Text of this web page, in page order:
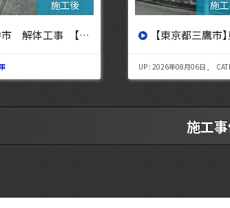
奈川の解体工事なら東央建設へ】 【東京都立川市】東京都立川市
UP : 2026年08月03日 ,
施工